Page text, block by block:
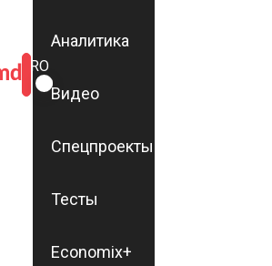
ROMÂNĂ
RU
Аналитика
Видео
Спецпроекты
Тесты
Economix+